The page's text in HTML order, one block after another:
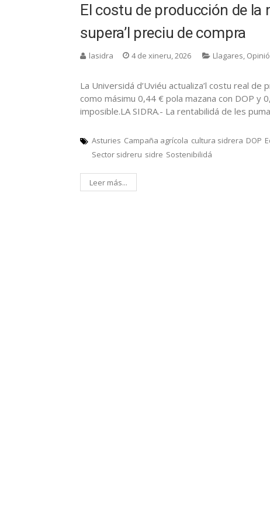
El costu de producción de la
supera’l preciu de compra
lasidra 4 de xineru, 2026 Llagares,
La Universidá d’Uviéu actualiza’l costu real
como másimu 0,44 € pola mazana con DOP y
imposible.LA SIDRA.- La rentabilidá de les
Asturies Campaña agrícola cultura sidrera DOP
Sector sidreru sidre Sostenibilidá
Leer más...